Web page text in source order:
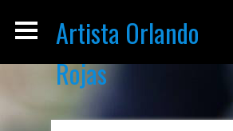
Artista Orlando
Rojas